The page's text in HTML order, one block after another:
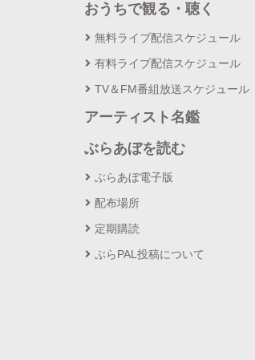
おうちで観る・聴く
無料ライブ配信スケジュール
有料ライブ配信スケジュール
TV＆FM番組放送スケジュール
アーティスト名鑑
ぶらあぼを読む
ぶらあぼ電子版
配布場所
定期購読
ぶらPAL投稿について